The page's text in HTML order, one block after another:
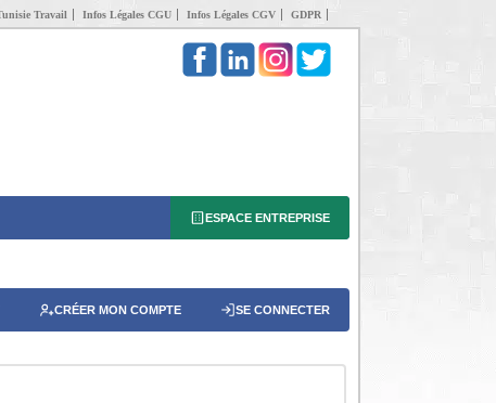
Travail Infos Légales CGU Infos Légales CGV GDPR
ESPACE ENTREPRISE
CRÉER MON COMPTE SE CONNECTER